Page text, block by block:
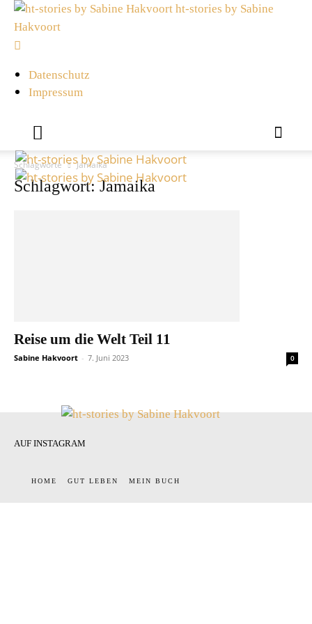
ht-stories by Sabine
Hakvoort
Datenschutz
Impressum
Schlagworte Jamaika
Schlagwort: Jamaika
Reise um die Welt Teil 11
Sabine Hakvoort - 7. Juni 2023 0
AUF INSTAGRAM
HOME GUT LEBEN MEIN BUCH